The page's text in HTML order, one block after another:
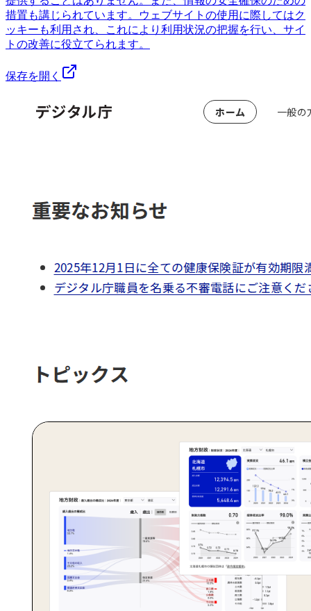
措置も講じられています。ウェブサイトの使用に際してはク
ッキーも利用され、これにより利用状況の把握を行い、サイ
トの改善に役立てられます。
保存を開く